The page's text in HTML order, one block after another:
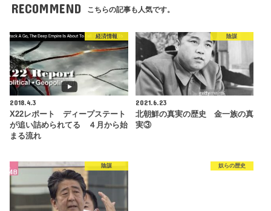
RECOMMEND こちらの記事も人気です。
経済情報
2018.4.3
X22レポート ディープステート
が追い詰められてる ４月から始
まる流れ
陰謀
2021.6.23
北朝鮮の真実の歴史 金一族の真
実③
陰謀 奴らの歴史